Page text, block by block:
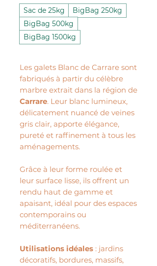
Sac de 25kg
BigBag 250kg
BigBag 500kg
BigBag 1500kg
Les galets Blanc de Carrare sont
fabriqués à partir du célèbre
marbre extrait dans la région de
Carrare. Leur blanc lumineux,
délicatement nuancé de veines
gris clair, apporte élégance,
pureté et raffinement à tous les
aménagements.
Grâce à leur forme roulée et
leur surface lisse, ils offrent un
rendu haut de gamme et
apaisant, idéal pour des espaces
contemporains ou
méditerranéens.
Utilisations idéales : jardins
décoratifs, bordures, massifs,